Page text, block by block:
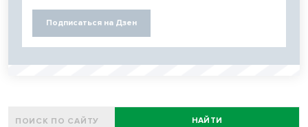
Подписаться на Дзен
НАЙТИ